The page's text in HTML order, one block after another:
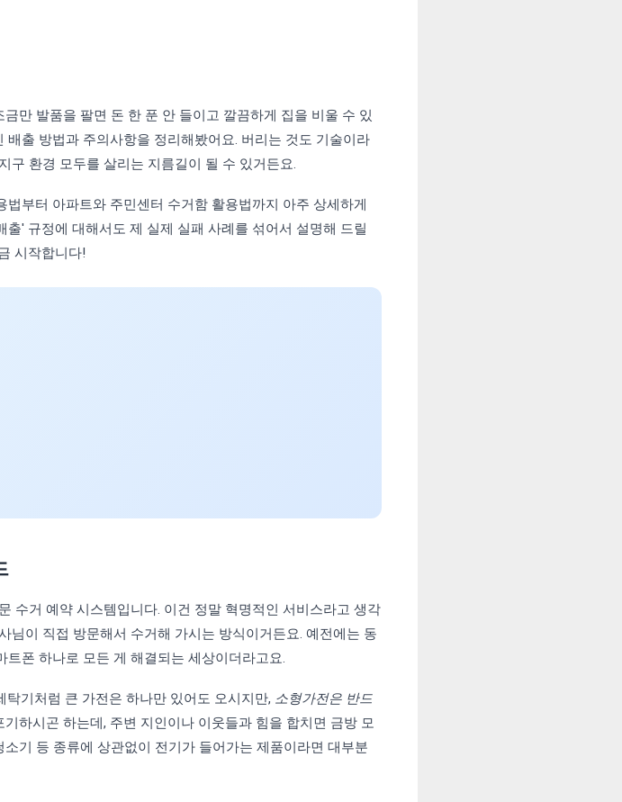
만 발품을 팔면 돈 한 푼 안 들이고 깔끔하게 집을 비울 수 있
출 방법과 주의사항을 정리해봤어요. 버리는 것도 기술이라
구 환경 모두를 살리는 지름길이 될 수 있거든요.
법부터 아파트와 주민센터 수거함 활용법까지 아주 상세하게
' 규정에 대해서도 제 실제 실패 사례를 섞어서 설명해 드릴
시작합니다!
수거 예약 시스템입니다. 이건 정말 혁명적인 서비스라고 생각
님이 직접 방문해서 수거해 가시는 방식이거든요. 예전에는 동
폰 하나로 모든 게 해결되는 세상이더라고요.
기처럼 큰 가전은 하나만 있어도 오시지만, 소형가전은 반드
하시곤 하는데, 주변 지인이나 이웃들과 힘을 합치면 금방 모
기 등 종류에 상관없이 전기가 들어가는 제품이라면 대부분